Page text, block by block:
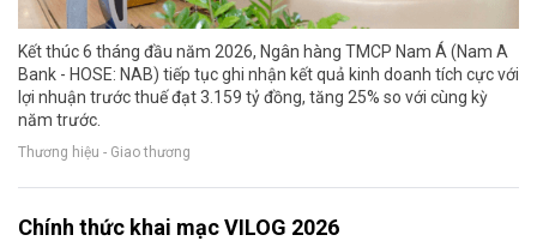
Kết thúc 6 tháng đầu năm 2026, Ngân hàng TMCP Nam Á (Nam A
Bank - HOSE: NAB) tiếp tục ghi nhận kết quả kinh doanh tích cực với
lợi nhuận trước thuế đạt 3.159 tỷ đồng, tăng 25% so với cùng kỳ
năm trước.
Thương hiệu - Giao thương
Chính thức khai mạc VILOG 2026